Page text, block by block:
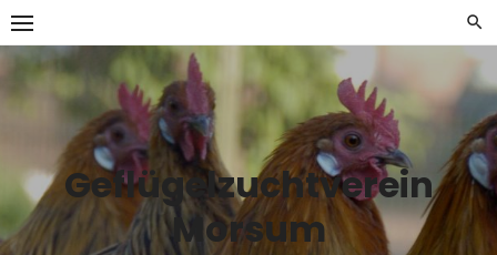
Skip
to
content
Geflügelzuchtverein
Morsum